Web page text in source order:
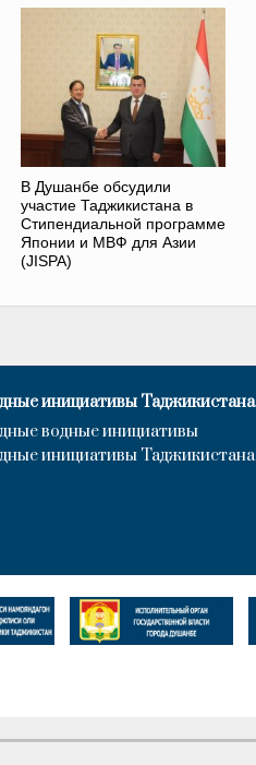
В Душанбе обсудили
участие Таджикистана в
Стипендиальной программе
Японии и МВФ для Азии
(JISPA)
инициативы Таджикистана
водные инициативы
инициативы Таджикистана